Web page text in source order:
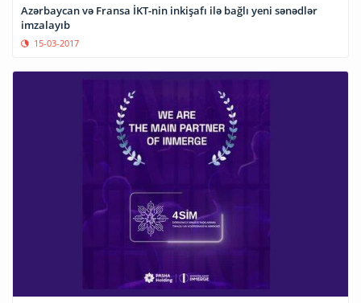
Azərbaycan və Fransa İKT-nin inkişafı ilə bağlı yeni sənədlər
imzalayıb
15-03-2017